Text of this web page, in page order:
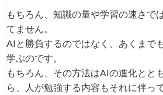
もちろん、知識の量や学習の速さで
てません。
AIと勝負するのではなく、あくまで
学ぶのです。
もちろん、その方法はAIの進化とと
ら、人が勉強する内容もそれに伴っ